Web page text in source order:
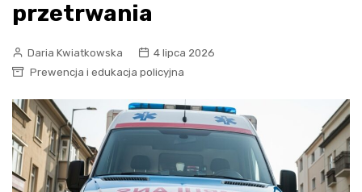
przetrwania
Daria Kwiatkowska
4 lipca 2026
Prewencja i edukacja policyjna